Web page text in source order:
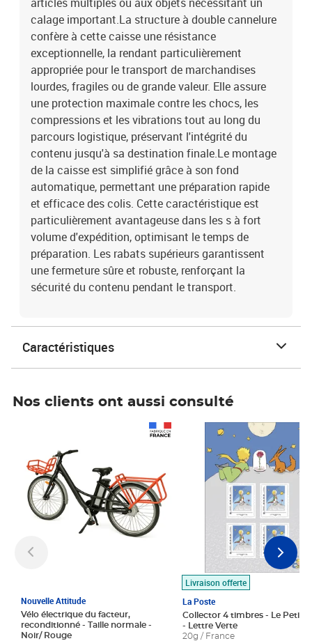
calage important.La structure à double cannelure
confère à cette caisse une résistance
exceptionnelle, la rendant particulièrement
appropriée pour le transport de marchandises
lourdes, fragiles ou de grande valeur. Elle assure
une protection maximale contre les chocs, les
compressions et les vibrations tout au long du
parcours logistique, préservant l'intégrité du
contenu jusqu'à sa destination finale.Le montage
de la caisse est simplifié grâce à son fond
automatique, permettant une préparation rapide
et efficace des colis. Cette caractéristique est
particulièrement avantageuse dans les s à fort
volume d'expédition, optimisant le temps de
préparation. Les rabats supérieurs garantissent
une fermeture sûre et robuste, renforçant la
sécurité du contenu pendant le transport.
Caractéristiques
Nos clients ont aussi consulté
Nouvelle Attitude
Vélo électrique du facteur,
reconditionné - Taille normale -
Noir/ Rouge
Livraison offerte
La Poste
Collector 4 timbres - Le Petit
- Lettre Verte
20g / France
Prix 7,50€